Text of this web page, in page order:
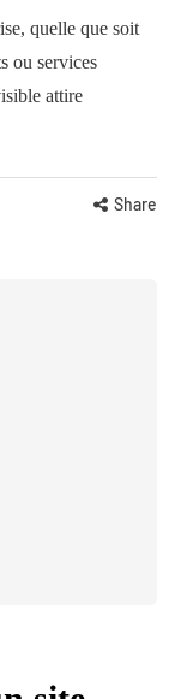
quelle que soit
ou services
attire
Share